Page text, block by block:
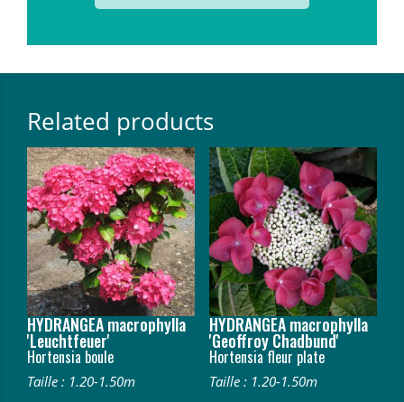
Related products
HYDRANGEA macrophylla
'Leuchtfeuer'
Hortensia boule
Taille : 1.20-1.50m
HYDRANGEA macrophylla
'Geoffroy Chadbund'
Hortensia fleur plate
Taille : 1.20-1.50m